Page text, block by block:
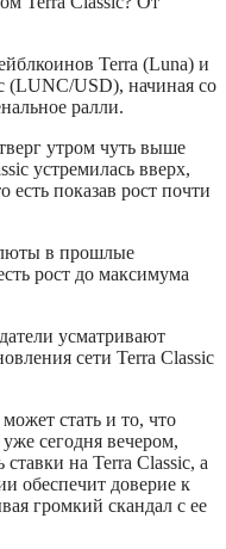
Terra (Luna) и
(LUNC/USD), начиная со
ралли.
утром чуть выше
устремилась вверх,
показав рост почти
в прошлые
рост до максимума
усматривают
сети Terra Classic
стать и то, что
сегодня вечером,
ставки на Terra Classic, а
обеспечит доверие к
громкий скандал с ее